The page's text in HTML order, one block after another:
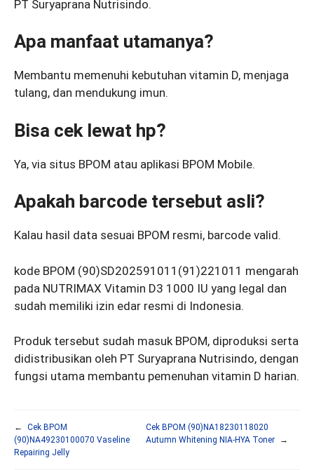
PT Suryaprana Nutrisindo.
Apa manfaat utamanya?
Membantu memenuhi kebutuhan vitamin D, menjaga
tulang, dan mendukung imun.
Bisa cek lewat hp?
Ya, via situs BPOM atau aplikasi BPOM Mobile.
Apakah barcode tersebut asli?
Kalau hasil data sesuai BPOM resmi, barcode valid.
kode BPOM (90)SD202591011(91)221011 mengarah
pada NUTRIMAX Vitamin D3 1000 IU yang legal dan
sudah memiliki izin edar resmi di Indonesia.
Produk tersebut sudah masuk BPOM, diproduksi serta
didistribusikan oleh PT Suryaprana Nutrisindo, dengan
fungsi utama membantu pemenuhan vitamin D harian.
←
Cek BPOM
(90)NA49230100070 Vaseline
Repairing Jelly
Cek BPOM (90)NA18230118020
Autumn Whitening NIA-HYA Toner
→